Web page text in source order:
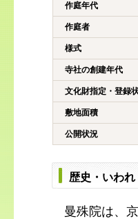
作庭年代
作庭者
様式
寺社の創建年代
文化財指定・登録
敷地面積
公開状況
歴史・いわれ
曼殊院は、